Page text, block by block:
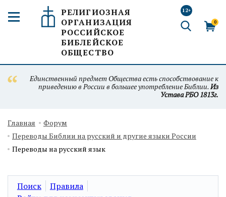
РЕЛИГИОЗНАЯ
ОРГАНИЗАЦИЯ
РОССИЙСКОЕ
БИБЛЕЙСКОЕ
ОБЩЕСТВО
12+
0
Единственный предмет Общества есть способствование к
приведению в России в большее употребление Библии.Из
Устава РБО 1813г.
Главная
Форум
Переводы Библии на русский и другие языки России
Переводы на русский язык
Поиск
Правила